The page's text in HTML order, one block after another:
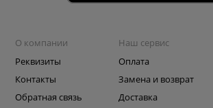
О компании
Реквизиты
Контакты
Обратная связь
Наш сервис
Оплата
Замена и возврат
Доставка